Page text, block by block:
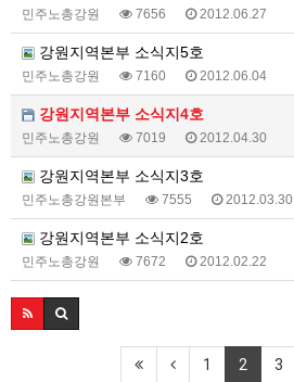
민주노총강원 7656 2012.06.27
강원지역본부 소식지5호
민주노총강원 7160 2012.06.04
강원지역본부 소식지4호
민주노총강원 7019 2012.04.30
강원지역본부 소식지3호
민주노총강원본부 7555 2012.03.30
강원지역본부 소식지2호
민주노총강원 7672 2012.02.22
1 2 3